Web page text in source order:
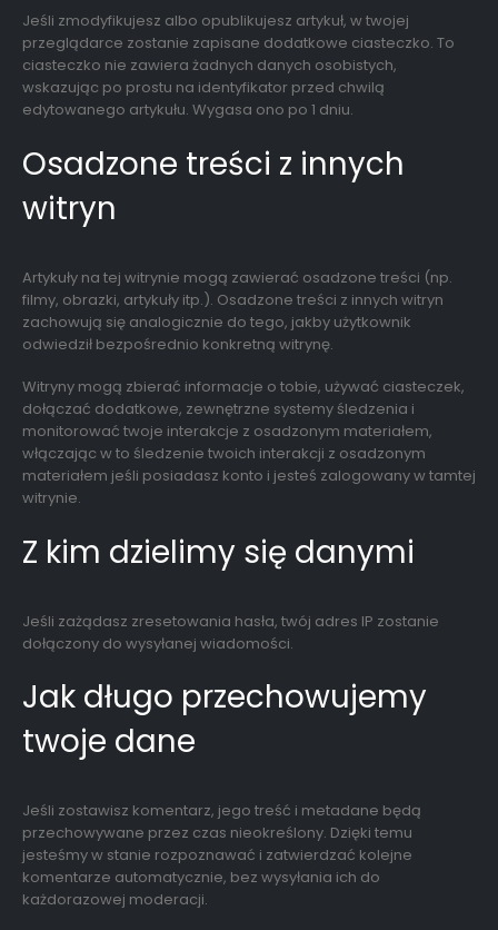
Jeśli zmodyfikujesz albo opublikujesz artykuł, w twojej
przeglądarce zostanie zapisane dodatkowe ciasteczko. To
ciasteczko nie zawiera żadnych danych osobistych,
wskazując po prostu na identyfikator przed chwilą
edytowanego artykułu. Wygasa ono po 1 dniu.
Osadzone treści z innych
witryn
Artykuły na tej witrynie mogą zawierać osadzone treści (np.
filmy, obrazki, artykuły itp.). Osadzone treści z innych witryn
zachowują się analogicznie do tego, jakby użytkownik
odwiedził bezpośrednio konkretną witrynę.
Witryny mogą zbierać informacje o tobie, używać ciasteczek,
dołączać dodatkowe, zewnętrzne systemy śledzenia i
monitorować twoje interakcje z osadzonym materiałem,
włączając w to śledzenie twoich interakcji z osadzonym
materiałem jeśli posiadasz konto i jesteś zalogowany w tamtej
witrynie.
Z kim dzielimy się danymi
Jeśli zażądasz zresetowania hasła, twój adres IP zostanie
dołączony do wysyłanej wiadomości.
Jak długo przechowujemy
twoje dane
Jeśli zostawisz komentarz, jego treść i metadane będą
przechowywane przez czas nieokreślony. Dzięki temu
jesteśmy w stanie rozpoznawać i zatwierdzać kolejne
komentarze automatycznie, bez wysyłania ich do
każdorazowej moderacji.